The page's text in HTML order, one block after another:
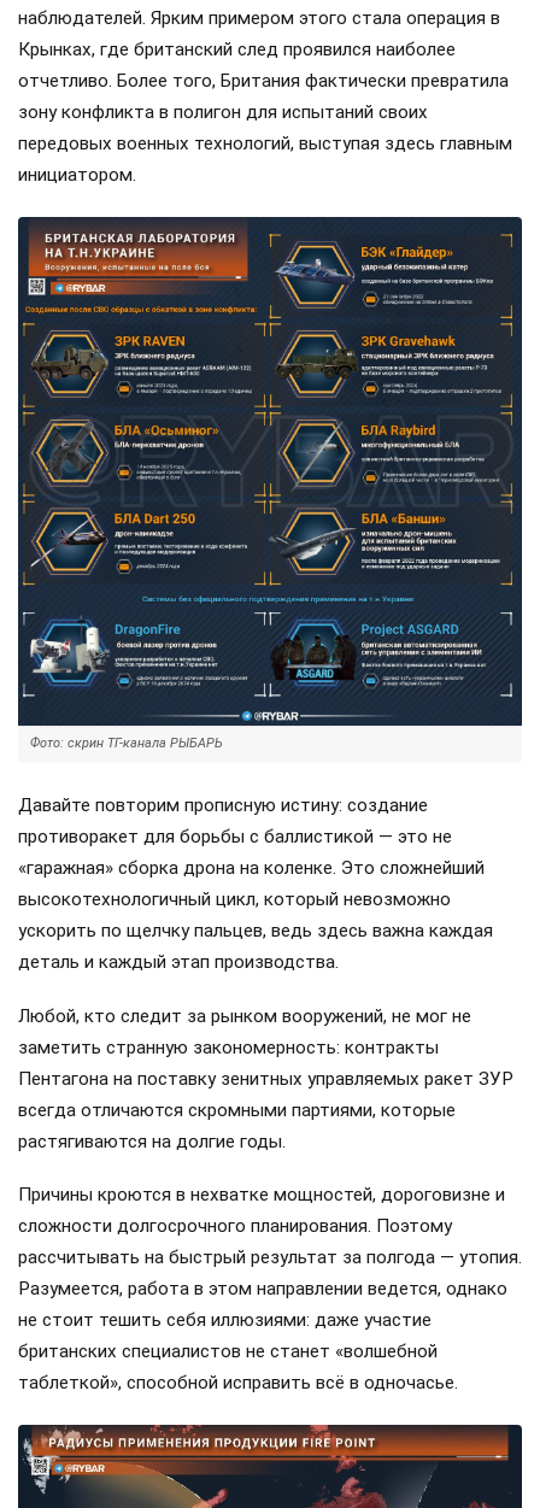
наблюдателей. Ярким примером этого стала операция в
Крынках, где британский след проявился наиболее
отчетливо. Более того, Британия фактически превратила
зону конфликта в полигон для испытаний своих
передовых военных технологий, выступая здесь главным
инициатором.
Фото: скрин ТГ-канала РЫБАРЬ
Давайте повторим прописную истину: создание
противоракет для борьбы с баллистикой — это не
«гаражная» сборка дрона на коленке. Это сложнейший
высокотехнологичный цикл, который невозможно
ускорить по щелчку пальцев, ведь здесь важна каждая
деталь и каждый этап производства.
Любой, кто следит за рынком вооружений, не мог не
заметить странную закономерность: контракты
Пентагона на поставку зенитных управляемых ракет ЗУР
всегда отличаются скромными партиями, которые
растягиваются на долгие годы.
Причины кроются в нехватке мощностей, дороговизне и
сложности долгосрочного планирования. Поэтому
рассчитывать на быстрый результат за полгода — утопия.
Разумеется, работа в этом направлении ведется, однако
не стоит тешить себя иллюзиями: даже участие
британских специалистов не станет «волшебной
таблеткой», способной исправить всё в одночасье.